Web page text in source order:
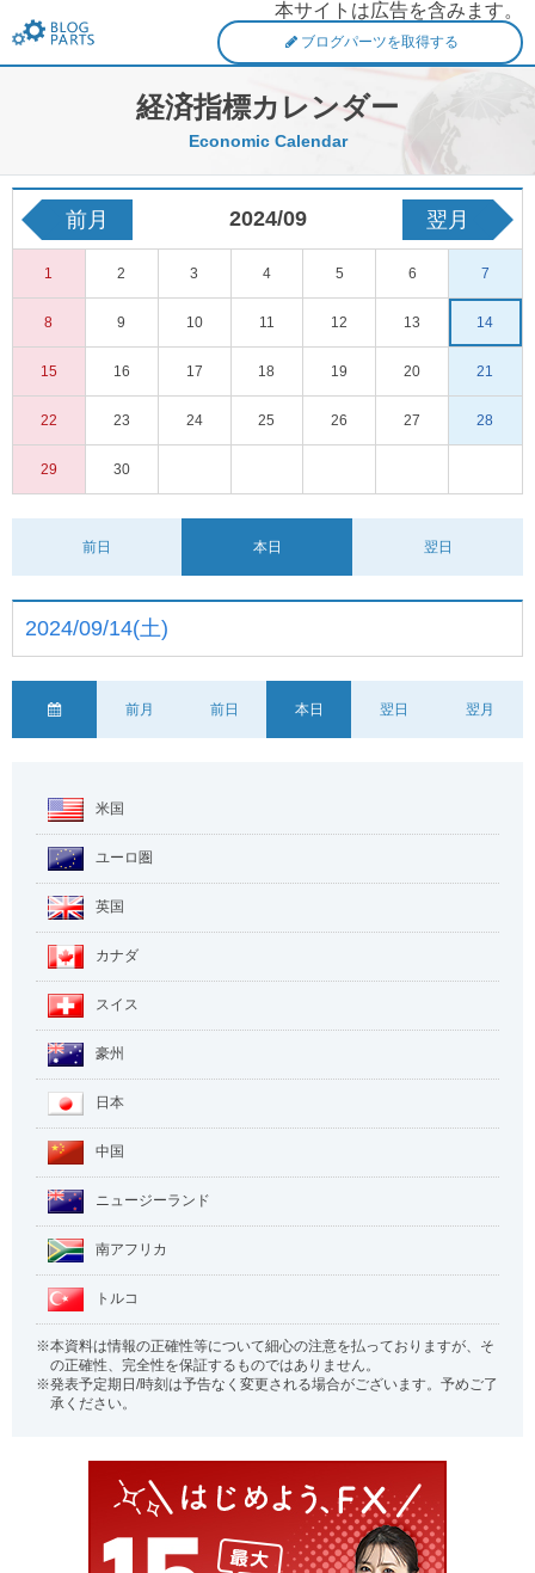
本サイトは広告を含みます。
ブログパーツを取得する
経済指標カレンダー
Economic Calendar
前月 2024/09 翌月
1 2 3 4 5 6 7
8 9 10 11 12 13 14
15 16 17 18 19 20 21
22 23 24 25 26 27 28
29 30
前日 本日 翌日
2024/09/14(土)
前月 前日 本日 翌日 翌月
米国
ユーロ圏
英国
カナダ
スイス
豪州
日本
中国
ニュージーランド
南アフリカ
トルコ
本資料は情報の正確性等について細心の注意を払っておりますが、そ
の正確性、完全性を保証するものではありません。
発表予定期日/時刻は予告なく変更される場合がございます。予めご了
承ください。